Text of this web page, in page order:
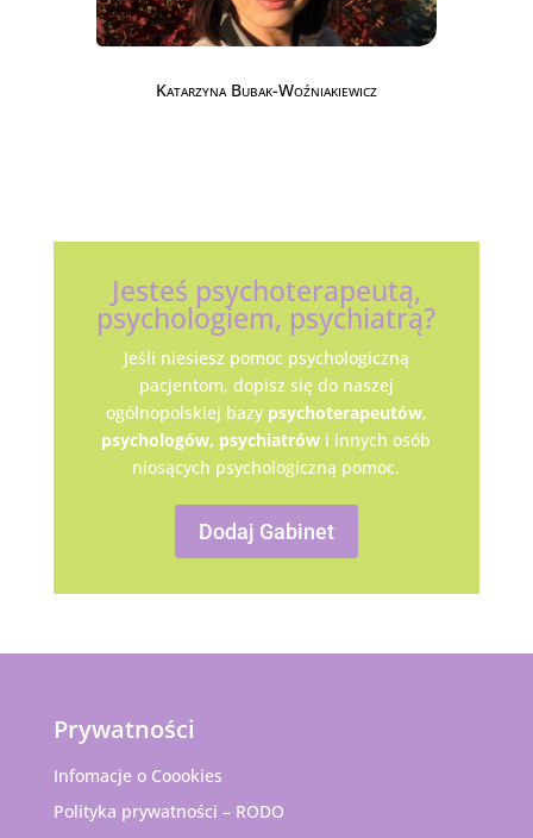
Katarzyna Bubak-Woźniakiewicz
Jesteś psychoterapeutą,
psychologiem, psychiatrą?
Jeśli niesiesz pomoc psychologiczną
pacjentom, dopisz się do naszej
ogólnopolskiej bazy psychoterapeutów,
psychologów, psychiatrów i innych osób
niosących psychologiczną pomoc.
Dodaj Gabinet
Prywatności
Infomacje o Coookies
Polityka prywatności – RODO